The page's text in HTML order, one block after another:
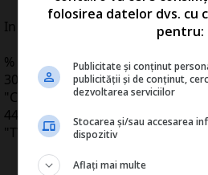
In cazul in care exista factura:
% =
3022 "Avansuri de
"Combustibili"
4426
"TVA deductibila"
folosirea datelor dvs. cu
pentru:
Publicitate și conținut
publicității și de conținut,
dezvoltarea serviciilor
Stocarea și/sau accesarea
dispozitiv
Aflați mai multe